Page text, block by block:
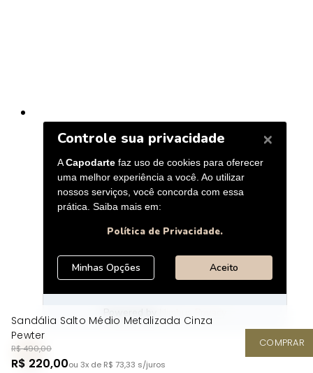
Sandália Salto Médio Metalizada Cinza
Pewter
R$ 490,00
R$ 220,00ou 3x de R$ 73,33 s/juros
COMPRAR